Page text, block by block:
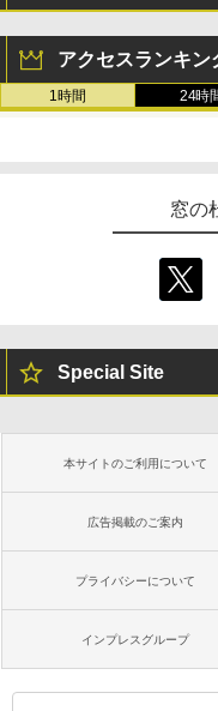
アクセスランキン
1時間 24時
窓の
Special Site
本サイトのご利用について
広告掲載のご案内
プライバシーについて
インプレスグループ